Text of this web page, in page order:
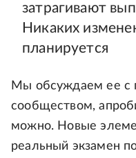
затрагивают
Никаких
планируется
Мы обсуждаем ее с
сообществом,
можно. Новые
реальный экзамен